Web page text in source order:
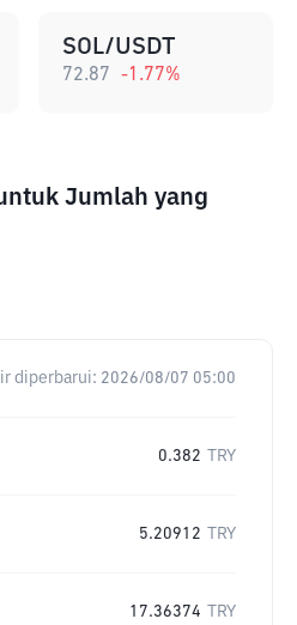
SOL/USDT
72.87 -1.77%
Jumlah yang
diperbarui: 2026/08/07 05:00
0.382 TRY
5.20912 TRY
17.36374 TRY